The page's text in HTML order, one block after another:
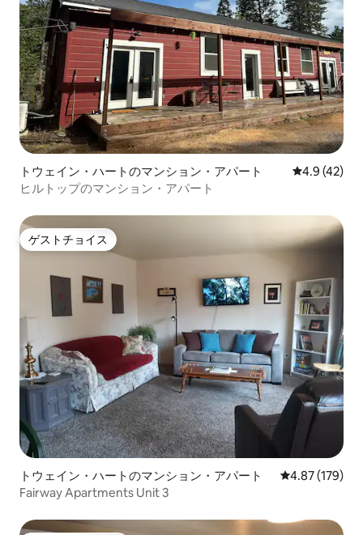
トウェイン・ハートのマンション・アパート レビュー42
4.9 (42)
ヒルトップのマンション・アパート
ゲストチョイス
ゲストチョイス
トウェイン・ハートのマンション・アパート レビュー179
4.87 (179)
Fairway Apartments Unit 3